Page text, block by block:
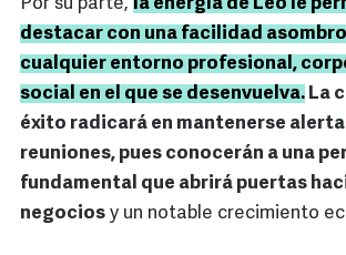
Por su parte, la energía de Leo le
destacar con una facilidad
cualquier entorno profesional,
social en el que se desenvuelva. La
éxito radicará en mantenerse
reuniones, pues conocerán a una
fundamental que abrirá puertas
negocios y un notable crecimiento